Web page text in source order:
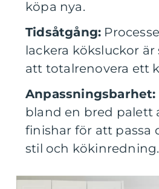
köpa nya.
Tidsåtgång:
lackera köksluckor
att totalrenovera ett
Anpassningsbarhet:
bland en bred palett
finishar för att passa
stil och kökinredning.